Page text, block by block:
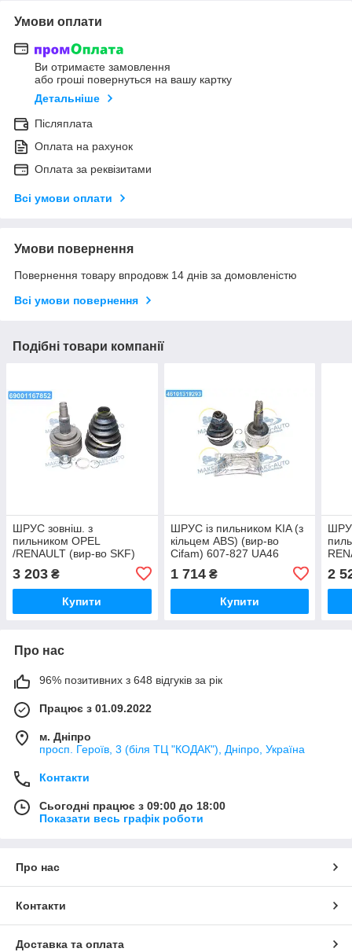
Умови оплати
Ви отримаєте замовлення
або гроші повернуться на вашу картку
Детальніше
Післяплата
Оплата на рахунок
Оплата за реквізитами
Всі умови оплати
Умови повернення
Повернення товару впродовж 14 днів за домовленістю
Всі умови повернення
Подібні товари компанії
ШРУС зовніш. з
пильником OPEL
/RENAULT (вир-во SKF)
3 203 ₴
Купити
ШРУС із пильником KIA (з
кільцем ABS) (вир-во
Cifam) 607-827 UA46
1 714₴
Купити
2
Про нас
96% позитивних з 648 відгуків за рік
Працює з 01.09.2022
м. Дніпро
просп. Героїв, 3 (біля ТЦ "КОДАК"), Дніпро, Україна
Контакти
Сьогодні працює з 09:00 до 18:00
Показати весь графік роботи
Про нас
Контакти
Доставка та оплата